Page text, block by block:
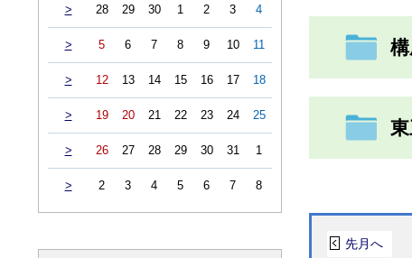
> 28 29 30 1 2 3 4
> 5 6 7 8 9 10 11
> 12 13 14 15 16 17 18
> 19 20 21 22 23 24 25
> 26 27 28 29 30 31 1
> 2 3 4 5 6 7 8
先月へ